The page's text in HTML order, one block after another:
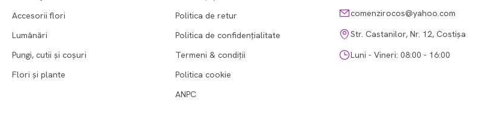
Accesorii flori
Lumânări
Pungi, cutii și coșuri
Flori și plante
Politica de retur
Politica de confidențialitate
Termeni & condiții
Politica cookie
ANPC
comenzirocos@yahoo.com
Str. Castanilor, Nr. 12, Costișa
Luni - Vineri: 08:00 - 16:00